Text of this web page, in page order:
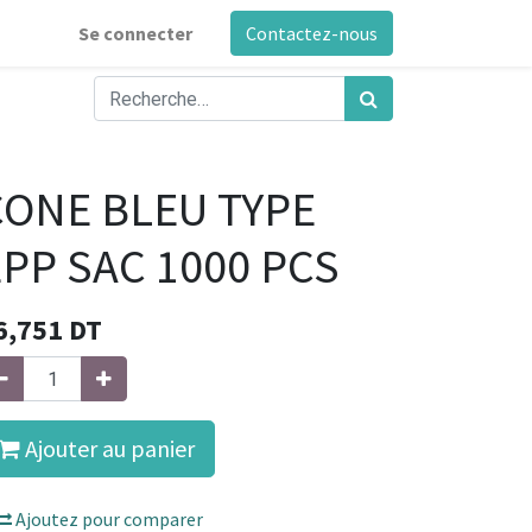
Se connecter Contactez-nous
BLEU TYPE
SAC 1000 PCS
DT
Ajouter au panier
Ajoutez pour comparer